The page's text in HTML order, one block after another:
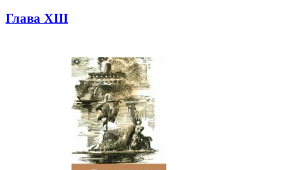
Глава XIII